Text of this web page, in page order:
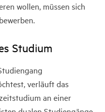
wollen, müssen sich
Studium
verläuft das
an einer